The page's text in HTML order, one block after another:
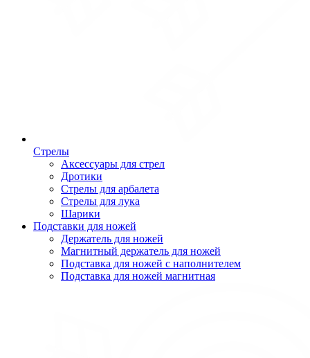
Стрелы
Аксессуары для стрел
Дротики
Стрелы для арбалета
Стрелы для лука
Шарики
Подставки для ножей
Держатель для ножей
Магнитный держатель для ножей
Подставка для ножей с наполнителем
Подставка для ножей магнитная